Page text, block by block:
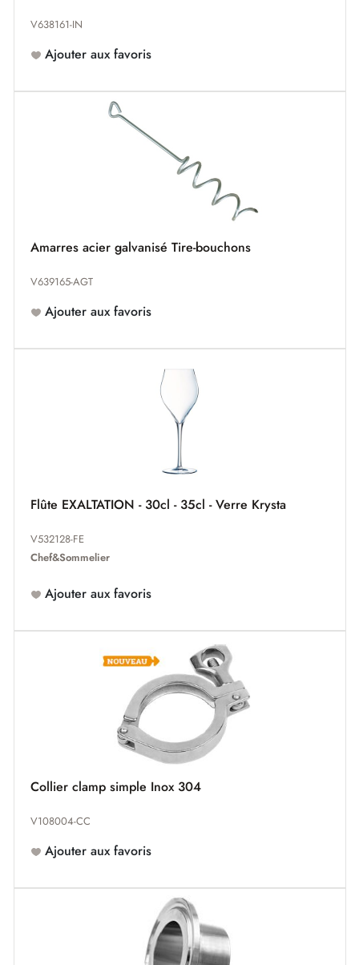
V638161-IN
Ajouter aux favoris
Amarres acier galvanisé Tire-bouchons
V639165-AGT
Ajouter aux favoris
Flûte EXALTATION - 30cl - 35cl - Verre Krysta
V532128-FE
Chef&Sommelier
Ajouter aux favoris
Collier clamp simple Inox 304
V108004-CC
Ajouter aux favoris